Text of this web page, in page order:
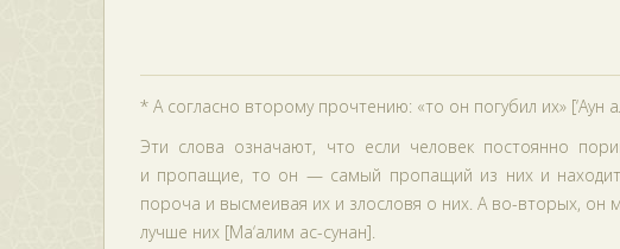
* А согласно второму прочтению: «то он погубил их» [‘Аун
Эти слова означают, что если человек постоянно
и пропащие, то он — самый пропащий из них и
пороча и высмеивая их и злословя о них. А во-вторых, он
лучше них [Ма‘алим ас-сунан].